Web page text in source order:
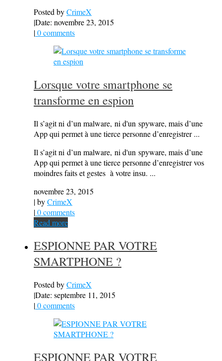
Posted byCrimeX
|Date: novembre 23, 2015
|0 comments
Lorsque votre smartphone se
transforme en espion
Il s’agit ni d’un malware, ni d'un spyware, mais d’une
App qui permet à une tierce personne d’enregistrer ...
Il s’agit ni d’un malware, ni d'un spyware, mais d’une
App qui permet à une tierce personne d’enregistrer vos
moindres faits et gestes à votre insu. ...
novembre 23, 2015
| byCrimeX
|0 comments
Read more
ESPIONNE PAR VOTRE
SMARTPHONE ?
Posted byCrimeX
|Date: septembre 11, 2015
|0 comments
ESPIONNE PAR VOTRE